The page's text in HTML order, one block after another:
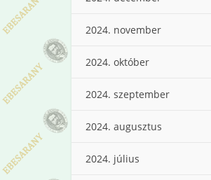
2024. november
2024. október
2024. szeptember
2024. augusztus
2024. július